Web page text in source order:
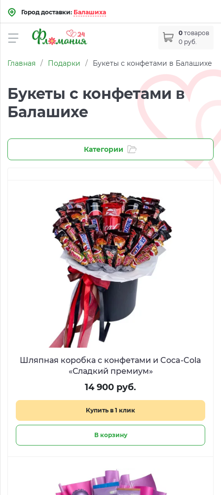
Город доставки: Балашиха
0 товаров
0 руб.
Главная / Подарки / Букеты с конфетами в Балашихе
Букеты с конфетами в
Балашихе
Категории
Шляпная коробка с конфетами и Coca-Cola
«Сладкий премиум»
14 900 руб.
Купить в 1 клик
В корзину